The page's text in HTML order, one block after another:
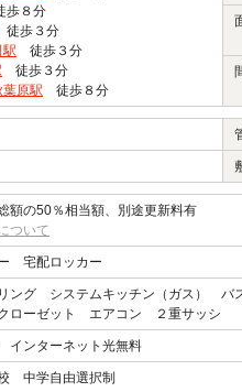
歩８分
徒歩３分
駅 徒歩３分
徒歩３分
葉原駅 徒歩８分
額の50％相当額、別途更新料有
ついて
宅配ロッカー
ング システムキッチン（ガス）
ローゼット エアコン ２重サッシ
ンターネット光無料
中学自由選択制